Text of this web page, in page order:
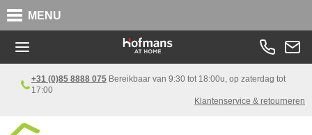
MENU
+31 (0)85 8888 075 Bereikbaar van 9:30 tot 18:00u, op zaterdag tot
17:00
Klantenservice & retourneren